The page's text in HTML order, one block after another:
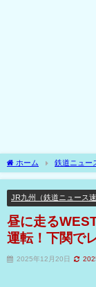
ホーム 鉄道ニュー
報 九州）
昼に走る
JR九州（鉄道ニュース
昼に走る
運転！下関で
2025年12月20日